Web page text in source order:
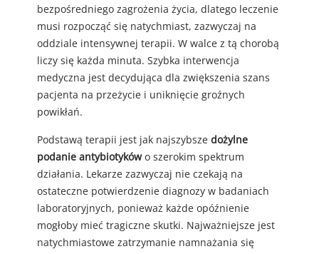
bezpośredniego zagrożenia życia, dlatego leczenie
musi rozpocząć się natychmiast, zazwyczaj na
oddziale intensywnej terapii. W walce z tą chorobą
liczy się każda minuta. Szybka interwencja
medyczna jest decydująca dla zwiększenia szans
pacjenta na przeżycie i uniknięcie groźnych
powikłań.
Podstawą terapii jest jak najszybsze dożylne
podanie antybiotykówo szerokim spektrum
działania. Lekarze zazwyczaj nie czekają na
ostateczne potwierdzenie diagnozy w badaniach
laboratoryjnych, ponieważ każde opóźnienie
mogłoby mieć tragiczne skutki. Najważniejsze jest
natychmiastowe zatrzymanie namnażania się